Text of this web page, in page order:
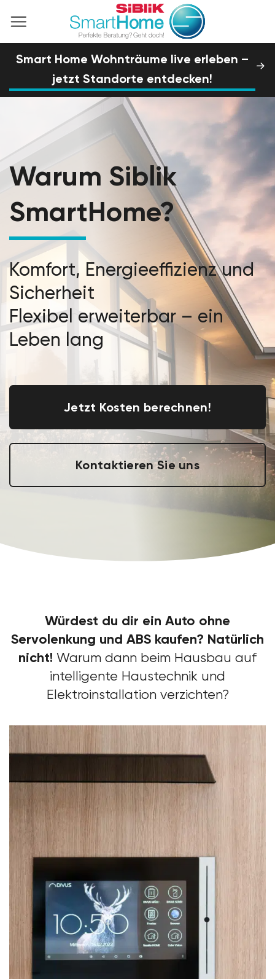
Inhalt
springen
Smart Home Wohnträume live erleben –
jetzt Standorte entdecken!
Warum Siblik
SmartHome?
Komfort, Energieeffizienz und
Sicherheit
Flexibel erweiterbar – ein
Leben lang
Jetzt Kosten berechnen!
Kontaktieren Sie uns
Würdest du dir ein Auto ohne
Servolenkung und ABS kaufen? Natürlich
nicht! Warum dann beim Hausbau auf
intelligente Haustechnik und
Elektroinstallation verzichten?